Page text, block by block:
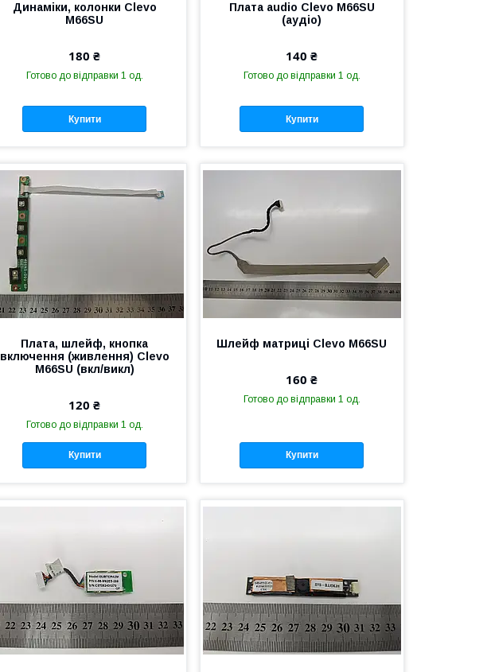
Динаміки, колонки Clevo
M66SU
180 ₴
Готово до відправки 1 од.
Купити
Плата audio Clevo M66SU
(аудіо)
140 ₴
Готово до відправки 1 од.
Купити
Плата, шлейф, кнопка
включення (живлення) Clevo
M66SU (вкл/викл)
120 ₴
Готово до відправки 1 од.
Купити
Шлейф матриці Clevo M66SU
160 ₴
Готово до відправки 1 од.
Купити